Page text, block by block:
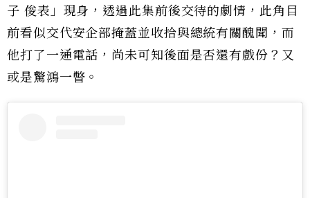
子 俊表」現身，透過此集前後交待的劇情，此角目
前看似交代安企部掩蓋並收拾與總統有關醜聞，而
他打了一通電話，尚未可知後面是否還有戲份？又
或是驚鴻一瞥。